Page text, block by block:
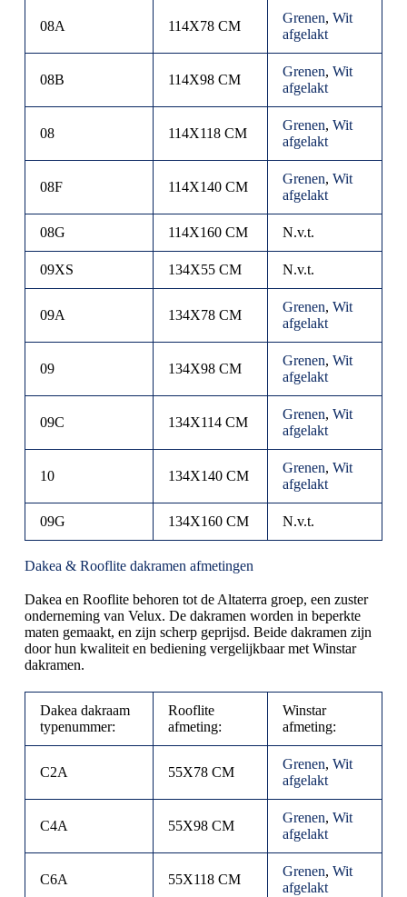
08A 114X78 CM
Grenen, Wit
afgelakt
08B 114X98 CM
Grenen, Wit
afgelakt
08 114X118 CM
Grenen, Wit
afgelakt
08F 114X140 CM
Grenen, Wit
afgelakt
08G 114X160 CM N.v.t.
09XS 134X55 CM N.v.t.
09A 134X78 CM
Grenen, Wit
afgelakt
09 134X98 CM
Grenen, Wit
afgelakt
09C 134X114 CM
Grenen, Wit
afgelakt
10 134X140 CM
Grenen, Wit
afgelakt
09G 134X160 CM N.v.t.
Dakea & Rooflite dakramen afmetingen
Dakea en Rooflite behoren tot de Altaterra groep, een zuster
onderneming van Velux. De dakramen worden in beperkte
maten gemaakt, en zijn scherp geprijsd. Beide dakramen zijn
door hun kwaliteit en bediening vergelijkbaar met Winstar
dakramen.
Dakea dakraam
typenummer:
Rooflite
afmeting:
Winstar
afmeting:
C2A 55X78 CM
Grenen, Wit
afgelakt
C4A 55X98 CM
Grenen, Wit
afgelakt
C6A 55X118 CM
Grenen, Wit
afgelakt